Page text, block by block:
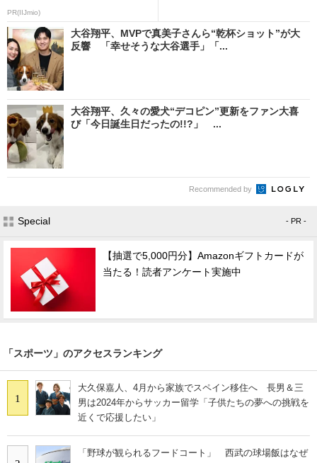
PR(IIJmio)
大谷翔平、MVPで真美子さんら“乾杯ショット”が大
反響 「幸せそうな大谷選手」「...
大谷翔平、久々の愛犬“デコピン”更新をファン大喜
び「今日誕生日だったの!!?」 ...
Recommended by
Special - PR -
【抽選で5,000円分】Amazonギフトカードが
当たる！読者アンケート実施中
「スポーツ」のアクセスランキング
1
大久保嘉人、4月から家族でスペイン移住へ 長男＆三
男は2024年からサッカー留学「子供たちの夢への挑戦を
近くで応援したい」
「野球が観られるフードコート」 西武の球場飯はなぜ